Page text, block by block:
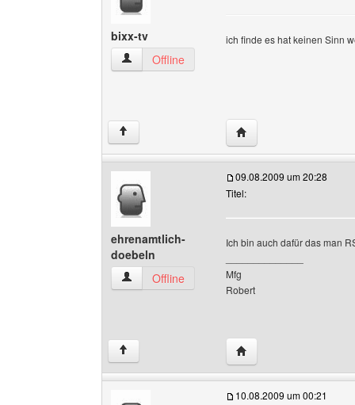
bixx-tv
bixx-tv Benutzer-Profile anzeigen
Offline
ich finde es hat keinen Sinn
↑ Website dieses
ehrenamtlich-
doebeln
ehrenamtlich-doebeln Benutzer-Profile
Offline
09.08.2009 um 20:28
Titel:
Ich bin auch dafür das man
Mfg
Robert
↑ Website dieses
10.08.2009 um 00:21